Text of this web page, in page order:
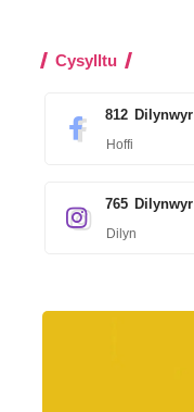
Cysylltu
812 Dilynwyr
Hoffi
765 Dilynwyr
Dilyn